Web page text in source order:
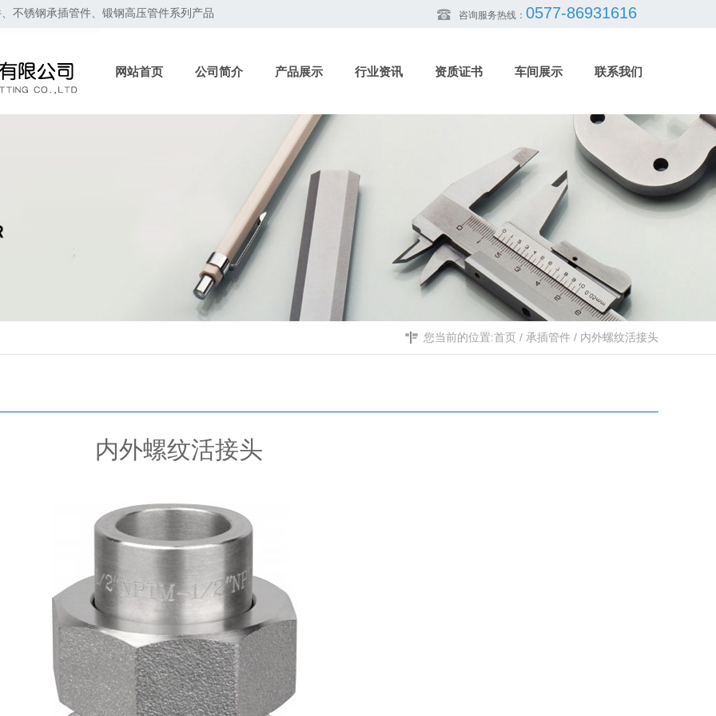
不锈钢承插管件、锻钢高压管件系列产品 咨询服务热线： 0577-86931616
网站首页 公司简介 产品展示 行业资讯 资质证书 车间展示 联系我们
您当前的位置:首页 / 承插管件 / 内外螺纹活接头
内外螺纹活接头